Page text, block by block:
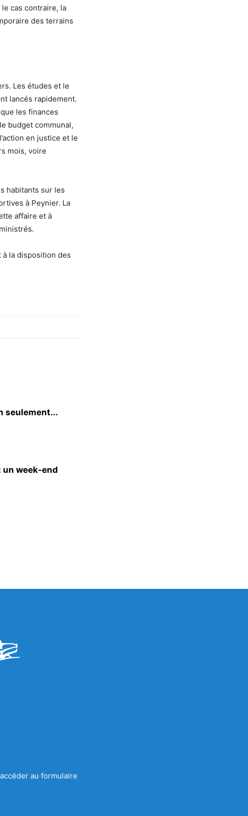
cas contraire, la
des terrains
Les études et le
lancés rapidement.
les finances
budget communal,
en justice et le
mois, voire
habitants sur les
à Peynier. La
affaire et à
la disposition des
seulement...
un week-end
accéder au formulaire